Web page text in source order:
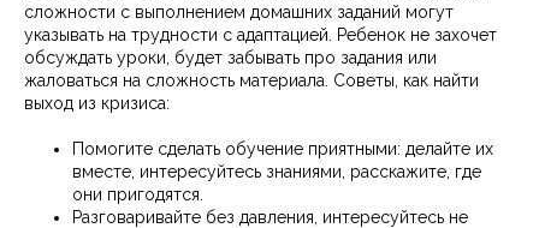
сложности с выполнением домашних заданий могут
указывать на трудности с адаптацией. Ребенок не захочет
обсуждать уроки, будет забывать про задания или
жаловаться на сложность материала. Советы, как найти
выход из кризиса:
Помогите сделать обучение приятными: делайте их
вместе, интересуйтесь знаниями, расскажите, где
они пригодятся.
Разговаривайте без давления, интересуйтесь не